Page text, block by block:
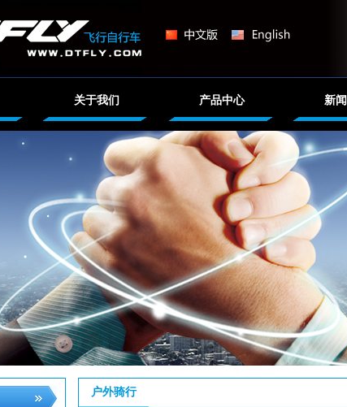
关于我们 产品中心 新
户外骑行